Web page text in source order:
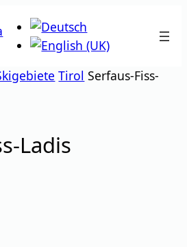
Tirol Serfaus-Fiss-
Ladis